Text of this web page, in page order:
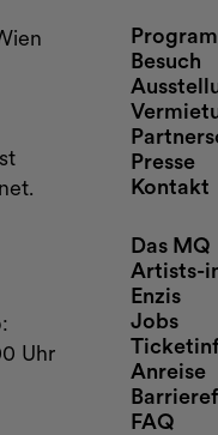
Uhr
Besuch
Presse
Kontakt
Das MQ
Artists-
Enzis
Jobs
Anreise
FAQ